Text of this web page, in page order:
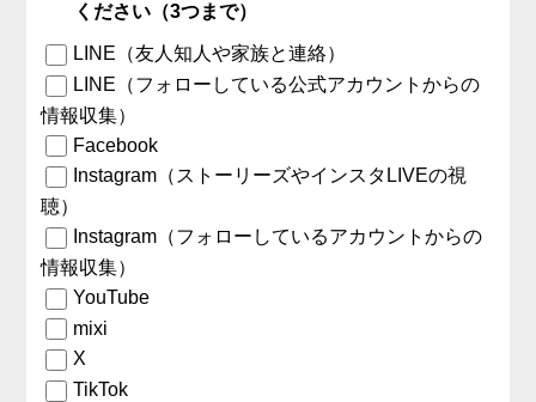
ください（3つまで）
LINE（友人知人や家族と連絡）
LINE（フォローしている公式アカウントからの
情報収集）
Facebook
Instagram（ストーリーズやインスタLIVEの視
聴）
Instagram（フォローしているアカウントからの
情報収集）
YouTube
mixi
X
TikTok